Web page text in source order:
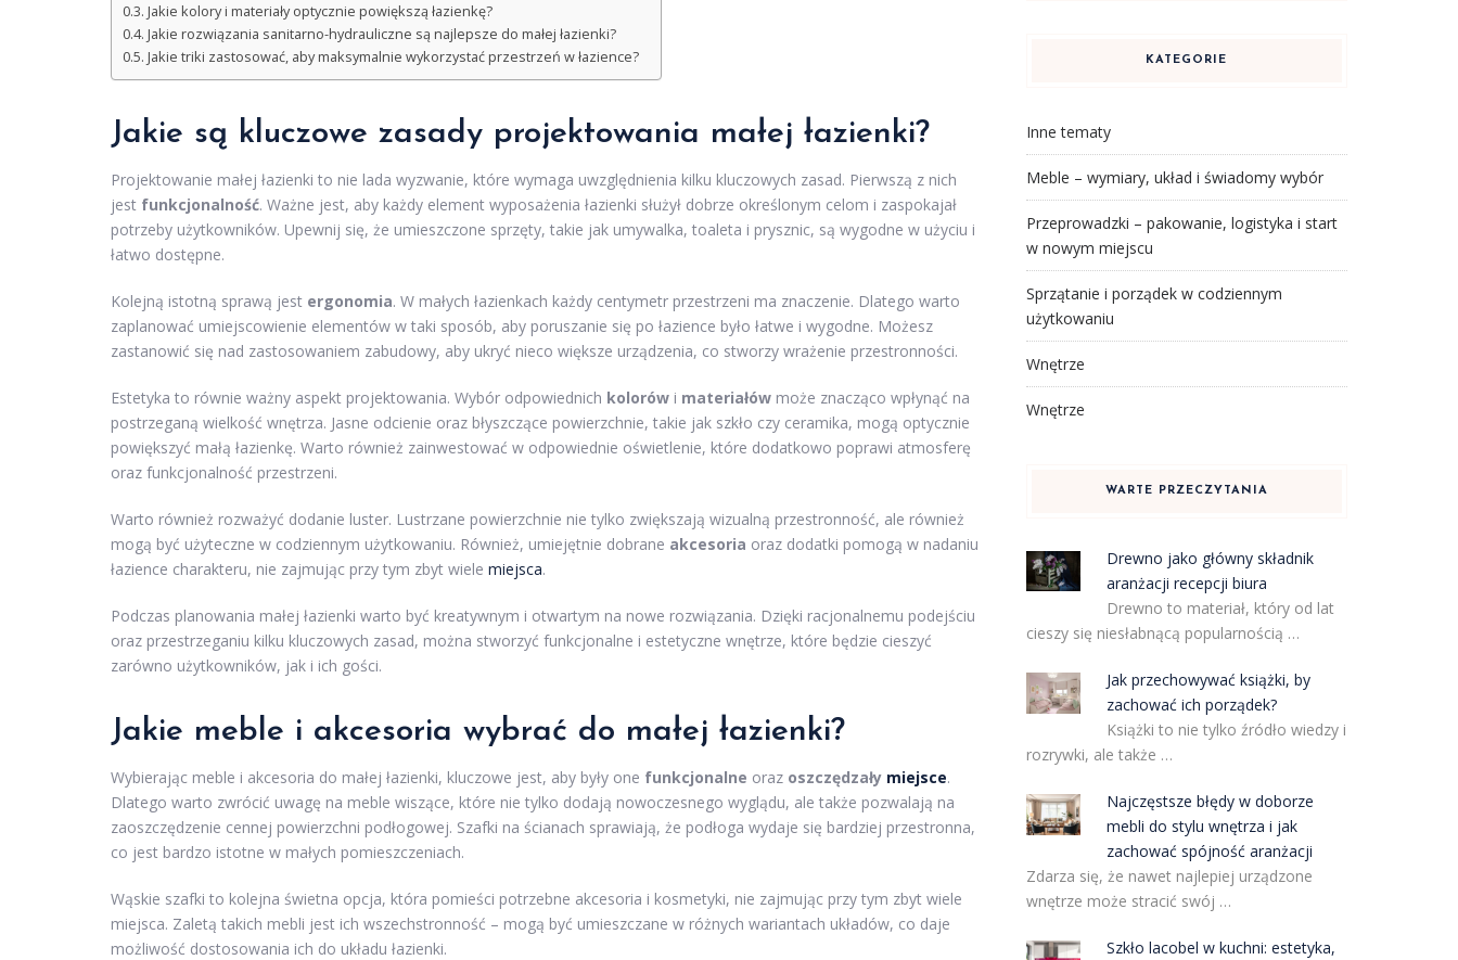
Jakie kolory i materiały optycznie powiększą łazienkę?
Jakie rozwiązania sanitarno-hydrauliczne są najlepsze do małej łazienki?
Jakie triki zastosować, aby maksymalnie wykorzystać przestrzeń w łazience?
Jakie są kluczowe zasady projektowania małej łazienki?
Projektowanie małej łazienki to nie lada wyzwanie, które wymaga uwzględnienia kilku kluczowych zasad. Pierwszą z nich
jest funkcjonalność. Ważne jest, aby każdy element wyposażenia łazienki służył dobrze określonym celom i zaspokajał
potrzeby użytkowników. Upewnij się, że umieszczone sprzęty, takie jak umywalka, toaleta i prysznic, są wygodne w użyciu i
łatwo dostępne.
Kolejną istotną sprawą jest ergonomia. W małych łazienkach każdy centymetr przestrzeni ma znaczenie. Dlatego warto
zaplanować umiejscowienie elementów w taki sposób, aby poruszanie się po łazience było łatwe i wygodne. Możesz
zastanowić się nad zastosowaniem zabudowy, aby ukryć nieco większe urządzenia, co stworzy wrażenie przestronności.
Estetyka to równie ważny aspekt projektowania. Wybór odpowiednich kolorów i materiałów może znacząco wpłynąć na
postrzeganą wielkość wnętrza. Jasne odcienie oraz błyszczące powierzchnie, takie jak szkło czy ceramika, mogą optycznie
powiększyć małą łazienkę. Warto również zainwestować w odpowiednie oświetlenie, które dodatkowo poprawi atmosferę
oraz funkcjonalność przestrzeni.
Warto również rozważyć dodanie luster. Lustrzane powierzchnie nie tylko zwiększają wizualną przestronność, ale również
mogą być użyteczne w codziennym użytkowaniu. Również, umiejętnie dobrane akcesoria oraz dodatki pomogą w nadaniu
łazience charakteru, nie zajmując przy tym zbyt wiele miejsca.
Podczas planowania małej łazienki warto być kreatywnym i otwartym na nowe rozwiązania. Dzięki racjonalnemu podejściu
oraz przestrzeganiu kilku kluczowych zasad, można stworzyć funkcjonalne i estetyczne wnętrze, które będzie cieszyć
zarówno użytkowników, jak i ich gości.
Jakie meble i akcesoria wybrać do małej łazienki?
Wybierając meble i akcesoria do małej łazienki, kluczowe jest, aby były one funkcjonalne oraz oszczędzały miejsce.
Dlatego warto zwrócić uwagę na meble wiszące, które nie tylko dodają nowoczesnego wyglądu, ale także pozwalają na
zaoszczędzenie cennej powierzchni podłogowej. Szafki na ścianach sprawiają, że podłoga wydaje się bardziej przestronna,
co jest bardzo istotne w małych pomieszczeniach.
Wąskie szafki to kolejna świetna opcja, która pomieści potrzebne akcesoria i kosmetyki, nie zajmując przy tym zbyt wiele
miejsca. Zaletą takich mebli jest ich wszechstronność – mogą być umieszczane w różnych wariantach układów, co daje
możliwość dostosowania ich do układu łazienki.
KATEGORIE
Inne tematy
Meble – wymiary, układ i świadomy wybór
Przeprowadzki – pakowanie, logistyka i start
w nowym miejscu
Sprzątanie i porządek w codziennym
użytkowaniu
Wnętrze
Wnętrze
WARTE PRZECZYTANIA
Drewno jako główny składnik
aranżacji recepcji biura
Drewno to materiał, który od lat
cieszy się niesłabnącą popularnością …
Jak przechowywać książki, by
zachować ich porządek?
Książki to nie tylko źródło wiedzy i
rozrywki, ale także …
Najczęstsze błędy w doborze
mebli do stylu wnętrza i jak
zachować spójność aranżacji
Zdarza się, że nawet najlepiej urządzone
wnętrze może stracić swój …
Szkło lacobel w kuchni: estetyka,